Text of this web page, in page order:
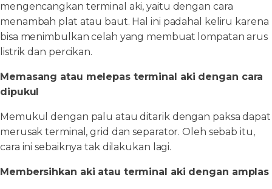
mengencangkan terminal aki, yaitu dengan cara
menambah plat atau baut. Hal ini padahal keliru karena
bisa menimbulkan celah yang membuat lompatan arus
listrik dan percikan.
Memasang atau melepas terminal aki dengan cara
dipukul
Memukul dengan palu atau ditarik dengan paksa dapat
merusak terminal, grid dan separator. Oleh sebab itu,
cara ini sebaiknya tak dilakukan lagi.
Membersihkan aki atau terminal aki dengan amplas